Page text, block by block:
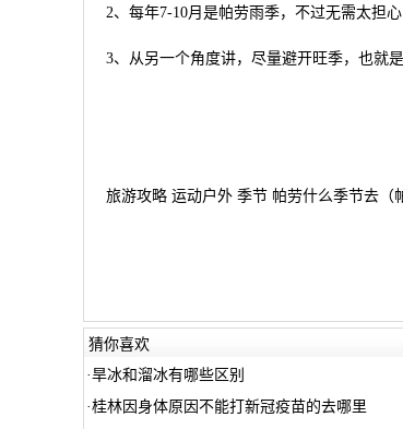
2、每年7-10月是帕劳雨季，不过无需太担
3、从另一个角度讲，尽量避开旺季，也就
旅游攻略 运动户外 季节 帕劳什么季节去（
猜你喜欢
·旱冰和溜冰有哪些区别
·桂林因身体原因不能打新冠疫苗的去哪里